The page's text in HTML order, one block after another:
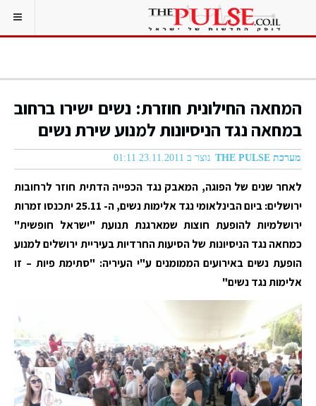
המחאה החילונית חוזרת: נשים ישירו ברחוב
במחאה נגד הניסיונות למנוע שירת נשים
מערכת THE PULSE נוצר ב 23.11.2011 01:11
לאחר שנים של הפוגה, המאבק נגד הכפייה הדתית חוזר לרחובות
ירושלים: ביום הבינלאומי נגד אלימות נשים, ה- 25.11 יתכנסו זמרות
ירושלמיות להופעת חוצות שמארגנת תנועת "ישראל חופשית"
כמחאה נגד הניסיונות של הסיעות החרדיות בעיריית ירושלים למנוע
הופעת נשים באירועים הממומנים ע"י העיריה: "סתימת פיות – זו
אלימות נגד נשים"